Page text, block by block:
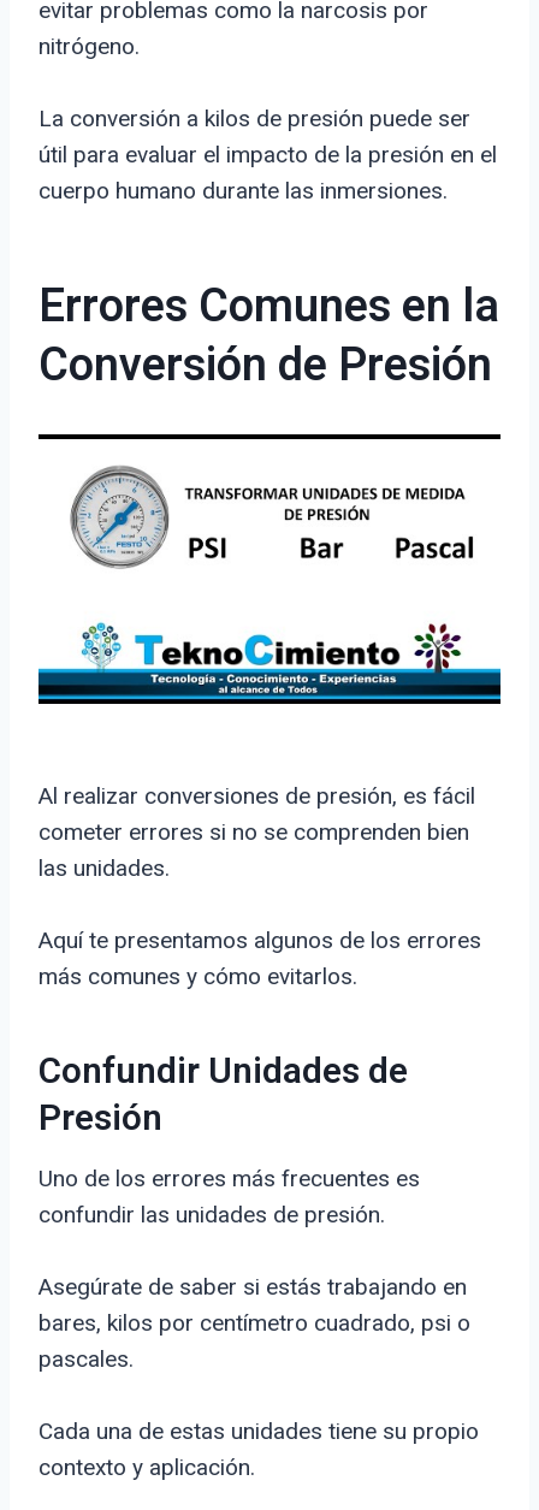
evitar problemas como la narcosis por
nitrógeno.
La conversión a kilos de presión puede ser
útil para evaluar el impacto de la presión en el
cuerpo humano durante las inmersiones.
Errores Comunes en la
Conversión de Presión
Al realizar conversiones de presión, es fácil
cometer errores si no se comprenden bien
las unidades.
Aquí te presentamos algunos de los errores
más comunes y cómo evitarlos.
Confundir Unidades de
Presión
Uno de los errores más frecuentes es
confundir las unidades de presión.
Asegúrate de saber si estás trabajando en
bares, kilos por centímetro cuadrado, psi o
pascales.
Cada una de estas unidades tiene su propio
contexto y aplicación.